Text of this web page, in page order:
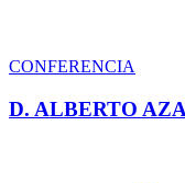
CONFERENCIA
D. ALBERTO